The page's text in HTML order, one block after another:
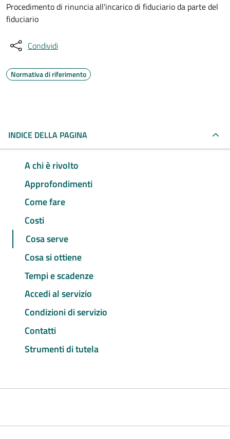
Procedimento di rinuncia all'incarico di fiduciario da parte del
fiduciario
Condividi
Normativa di riferimento
INDICE DELLA PAGINA
A chi è rivolto
Approfondimenti
Come fare
Costi
Cosa serve
Cosa si ottiene
Tempi e scadenze
Accedi al servizio
Condizioni di servizio
Contatti
Strumenti di tutela